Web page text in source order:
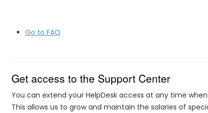
Go to FAQ
Get access to the Support Center
You can extend your HelpDesk access at any time
This allows us to grow and maintain the salaries of